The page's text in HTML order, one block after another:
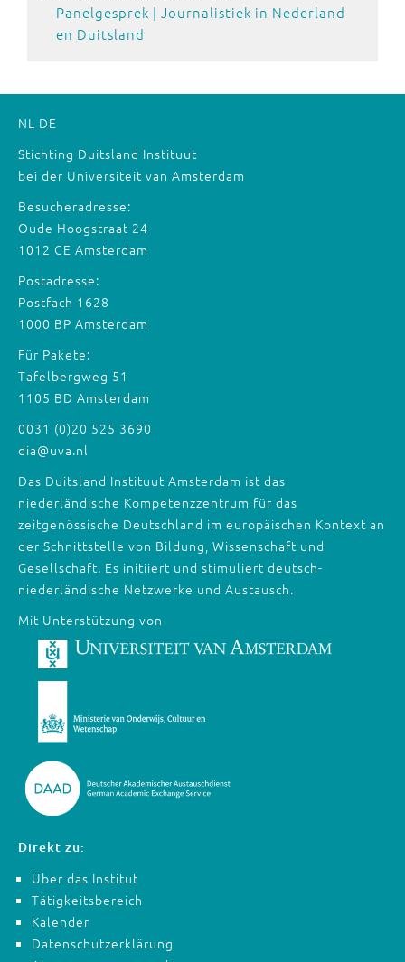
Panelgesprek | Journalistiek in Nederland
en Duitsland
NL DE
Stichting Duitsland Instituut
bei der Universiteit van Amsterdam
Besucheradresse:
Oude Hoogstraat 24
1012 CE Amsterdam
Postadresse:
Postfach 1628
1000 BP Amsterdam
Für Pakete:
Tafelbergweg 51
1105 BD Amsterdam
0031 (0)20 525 3690
dia@uva.nl
Das Duitsland Instituut Amsterdam ist das
niederländische Kompetenzzentrum für das
zeitgenössische Deutschland im europäischen Kontext an
der Schnittstelle von Bildung, Wissenschaft und
Gesellschaft. Es initiiert und stimuliert deutsch-
niederländische Netzwerke und Austausch.
Mit Unterstützung von
Direkt zu:
Über das Institut
Tätigkeitsbereich
Kalender
Datenschutzerklärung